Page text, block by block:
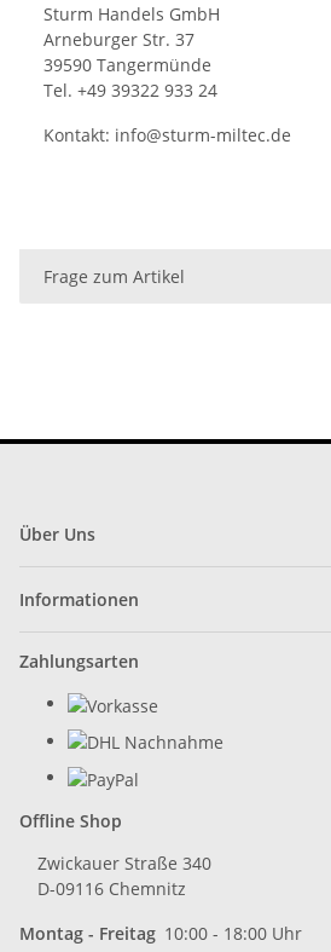
Sturm Handels GmbH
Arneburger Str. 37
39590 Tangermünde
Tel. +49 39322 933 24
Kontakt: info@sturm-miltec.de
Frage zum Artikel
Über Uns
Informationen
Zahlungsarten
Offline Shop
Zwickauer Straße 340
D-09116 Chemnitz
Montag - Freitag 10:00 - 18:00 Uhr